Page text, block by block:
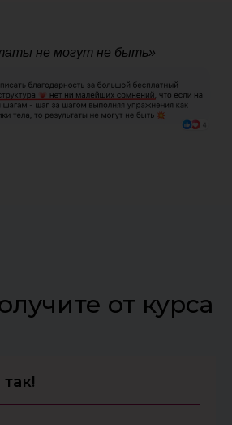
не могут не быть»
от курса